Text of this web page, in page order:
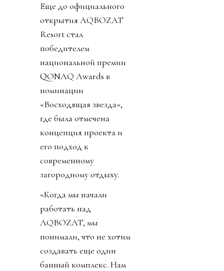
Еще до официального
открытия AQBOZAT
Resort стал
победителем
национальной премии
QONAQ Awards в
номинации
«Восходящая звезда»,
где была отмечена
концепция проекта и
его подход к
современному
загородному отдыху.
«Когда мы начали
работать над
AQBOZAT, мы
понимали, что не хотим
создавать еще один
банный комплекс. Нам